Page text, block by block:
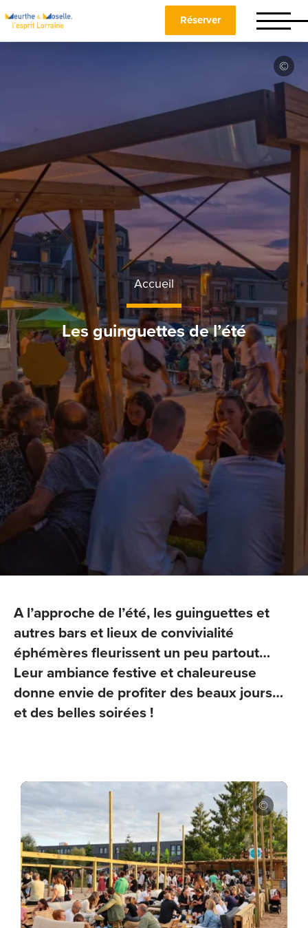
Réserver
Accueil
Les guinguettes de l’été
A l’approche de l’été, les guinguettes et
autres bars et lieux de convivialité
éphémères fleurissent un peu partout…
Leur ambiance festive et chaleureuse
donne envie de profiter des beaux jours…
et des belles soirées !